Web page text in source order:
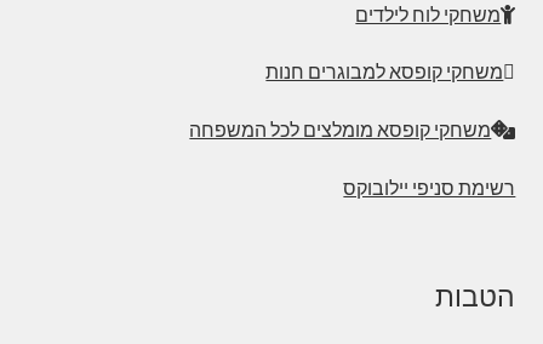
משחקי לוח לילדים
משחקי קופסא למבוגרים חנות
משחקי קופסא מומלצים לכל המשפחה
רשימת סניפי יילובוקס
הטבות